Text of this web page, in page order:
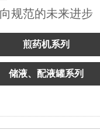
规范的未来进步
煎药机系列
储液、配液罐系列